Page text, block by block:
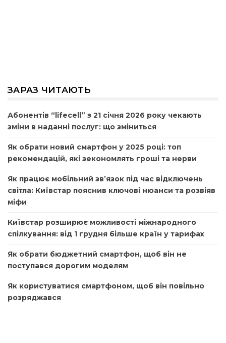
ЗАРАЗ ЧИТАЮТЬ
Абонентів “lifecell” з 21 січня 2026 року чекають
зміни в наданні послуг: що зміниться
Як обрати новий смартфон у 2025 році: топ
рекомендацій, які зекономлять гроші та нерви
Як працює мобільний зв’язок під час відключень
світла: Київстар пояснив ключові нюанси та розвіяв
міфи
Київстар розширює можливості міжнародного
спілкування: від 1 грудня більше країн у тарифах
Як обрати бюджетний смартфон, щоб він не
поступався дорогим моделям
Як користуватися смартфоном, щоб він повільно
розряджався